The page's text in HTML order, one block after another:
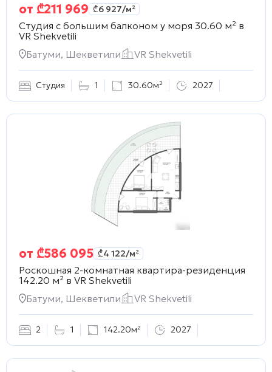
от ₾211 969 ₾6 927/м²
Студия с большим балконом у моря 30.60 м² в
VR Shekvetili
Батуми, Шекветили
VR Shekvetili
Студия 1 30.60м² 2027
от ₾586 095 ₾4 122/м²
Роскошная 2-комнатная квартира-резиденция
142.20 м² в VR Shekvetili
Батуми, Шекветили
VR Shekvetili
2 1 142.20м² 2027